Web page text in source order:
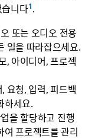
습니다 .
또는 오디오 전용
일을 따라잡으세요.
, 아이디어, 프로젝
요청, 입력, 피드백
하세요.
을 할당하고 진행
여 프로젝트를 관리